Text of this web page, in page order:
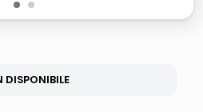
1 2
DISPONIBILE